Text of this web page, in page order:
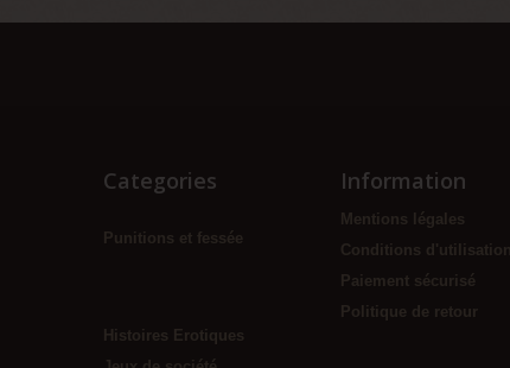
Categories
Punitions et fessée
Histoires Erotiques
Information
Mentions légales
Conditions d'utilisation
Paiement sécurisé
Politique de retour